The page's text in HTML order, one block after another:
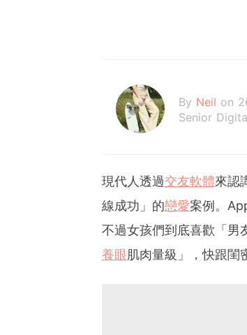
By Neil on
Senior
現代人透過交友軟體來認
線成功」的戀愛案例。
不過女孩們到底喜歡「男
養眼肌肉量級」，快跟閨